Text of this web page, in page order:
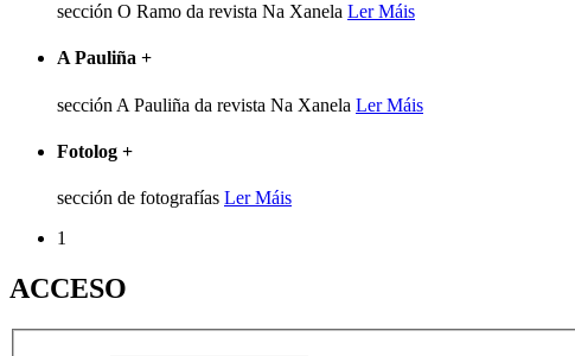
sección O Ramo da revista Na Xanela Ler Máis
A Pauliña +
sección A Pauliña da revista Na Xanela Ler Máis
Fotolog +
sección de fotografías Ler Máis
1
ACCESO